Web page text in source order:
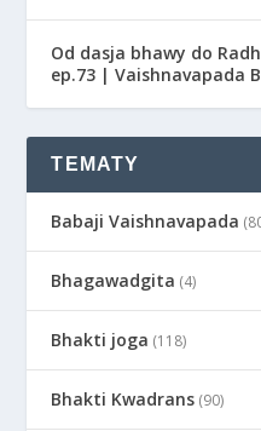
Od dasja bhawy do
ep.73 | Vaishnavapada
TEMATY
Babaji Vaishnavapada
Bhagawadgita (4)
Bhakti joga (118)
Bhakti Kwadrans (90)